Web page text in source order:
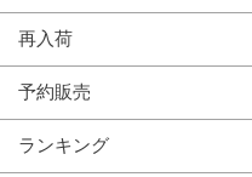
再入荷
予約販売
ランキング